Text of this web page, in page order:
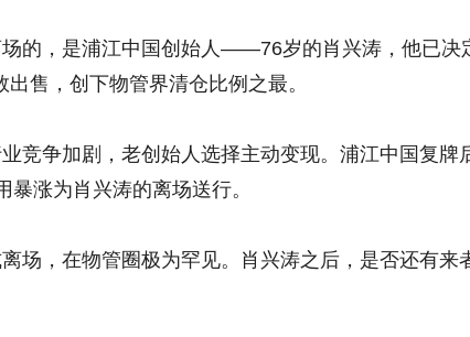
的，是浦江中国创始人——76岁的肖兴涛，他已决
售，创下物管界清仓比例之最。
竞争加剧，老创始人选择主动变现。浦江中国复牌
暴涨为肖兴涛的离场送行。
场，在物管圈极为罕见。肖兴涛之后，是否还有来